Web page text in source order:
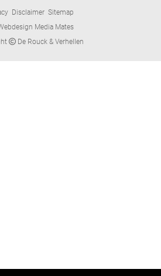
Disclaimer Sitemap
Media Mates
De Rouck & Verhellen